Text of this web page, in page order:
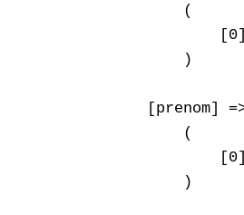
        (
        )
[prenom]
        (
        )